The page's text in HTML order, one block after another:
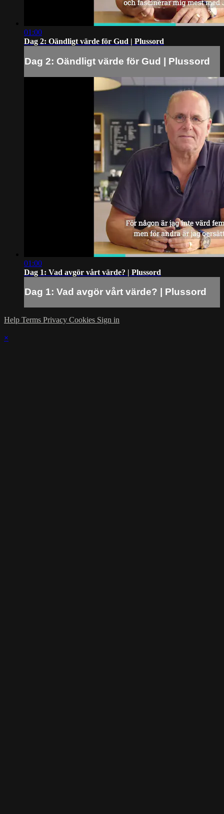
01:00
Dag 2: Oändligt värde för Gud | Plussord
Dag 2: Oändligt värde för Gud | Plussord
01:00
Dag 1: Vad avgör vårt värde? | Plussord
Dag 1: Vad avgör vårt värde? | Plussord
Help Terms Privacy Cookies Sign in
×